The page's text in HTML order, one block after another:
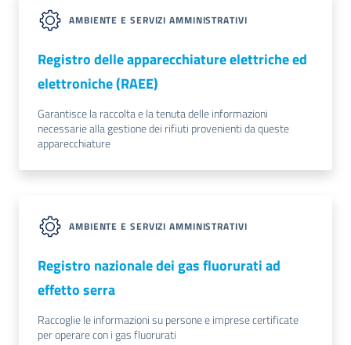
AMBIENTE E SERVIZI AMMINISTRATIVI
Registro delle apparecchiature elettriche ed
elettroniche (RAEE)
Garantisce la raccolta e la tenuta delle informazioni
necessarie alla gestione dei rifiuti provenienti da queste
apparecchiature
AMBIENTE E SERVIZI AMMINISTRATIVI
Registro nazionale dei gas fluorurati ad
effetto serra
Raccoglie le informazioni su persone e imprese certificate
per operare con i gas fluorurati